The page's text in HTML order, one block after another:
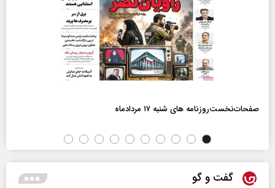
صفحات‌نخست‌روزنامه ها‌ی شنبه ۱۷ مردادماه
گفت و گو